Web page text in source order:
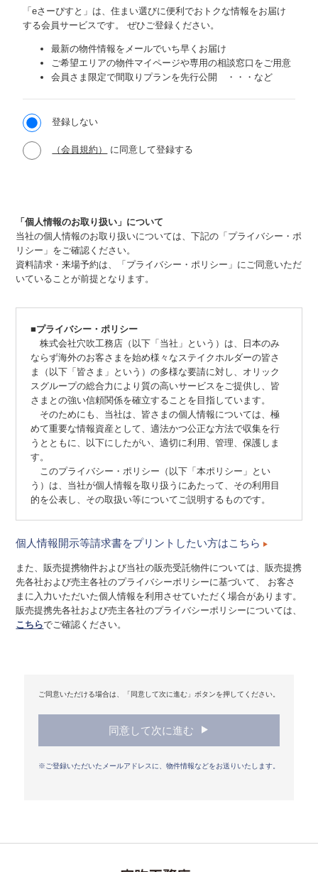
「eさーぴすと」は、住まい選びに便利でおトクな情報をお届け
する会員サービスです。
ぜひご登録ください。
最新の物件情報をメールでいち早くお届け
ご希望エリアの物件マイページや専用の相談窓口をご用意
会員さま限定で間取りプランを先行公開 ・・・など
登録しない
（会員規約） に同意して登録する
「個人情報のお取り扱い」について
当社の個人情報のお取り扱いについては、下記の「プライバシー・ポ
リシー」をご確認ください。
資料請求・来場予約は、「プライバシー・ポリシー」にご同意いただ
いていることが前提となります。
■プライバシー・ポリシー
株式会社穴吹工務店（以下「当社」という）は、日本のみ
ならず海外のお客さまを始め様々なステイクホルダーの皆さ
ま（以下「皆さま」という）の多様な要請に対し、オリック
スグループの総合力により質の高いサービスをご提供し、皆
さまとの強い信頼関係を確立することを目指しています。
そのためにも、当社は、皆さまの個人情報については、極
めて重要な情報資産として、適法かつ公正な方法で収集を行
うとともに、以下にしたがい、適切に利用、管理、保護しま
す。
このプライバシー・ポリシー（以下「本ポリシー」とい
う）は、当社が個人情報を取り扱うにあたって、その利用目
的を公表し、その取扱い等についてご説明するものです。
１．法令の遵守
は、すべての役職員に個人情報の取扱いに関する法令および
その他規範を周知・遵守させることが必要であることを認識
し、その徹底をはかります。
２．コンプライアンス・プログラムの継続的改善
３．適用範囲
本ポリシーは、当社が事業を行う全ての国や地域におい
て、当社が取り扱う全ての個人情報に適用されます。
当社では、サービスの機能実現のための情報収集手段とし
ただし、記録される情報にはお客さまのお名前、E-mailアド
まれません。当社は、ここで収集したデータを、当社Webサ
個人情報開示等請求書をプリントしたい方はこちら
また、販売提携物件および当社の販売受託物件については、販売提携
先各社および売主各社のプライバシーポリシーに基づいて、 お客さ
まに入力いただいた個人情報を利用させていただく場合があります。
販売提携先各社および売主各社のプライバシーポリシーについては、
こちらでご確認ください。
ご同意いただける場合は、「同意して次に進む」ボタンを押してください。
同意して次に進む
※ご登録いただいたメールアドレスに、物件情報などをお送りいたします。